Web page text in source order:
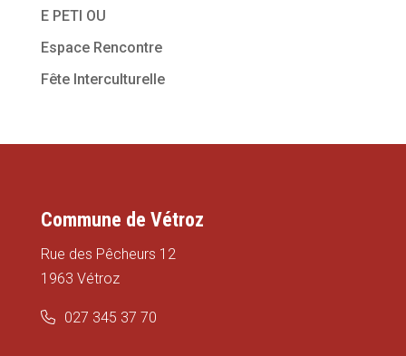
E PETI OU
Espace Rencontre
Fête Interculturelle
Commune de Vétroz
Rue des Pêcheurs 12
1963 Vétroz
027 345 37 70